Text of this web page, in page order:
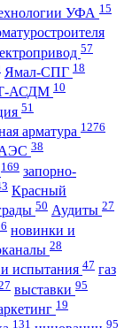
УФА 15
57
Ямал-СПГ 18
АСДМ 10
51
арматура 1276
АЭС 38
169 запорно-
Красный
50 Аудиты 27
новинки и
28
испытания 47 газ
выставки 95
19
131 95